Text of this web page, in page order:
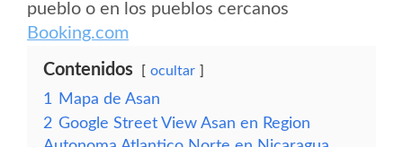
pueblo o en los pueblos cercanos
Booking.com
Contenidos ocultar
1
Mapa de Asan
2 Google Street View Asan en Region